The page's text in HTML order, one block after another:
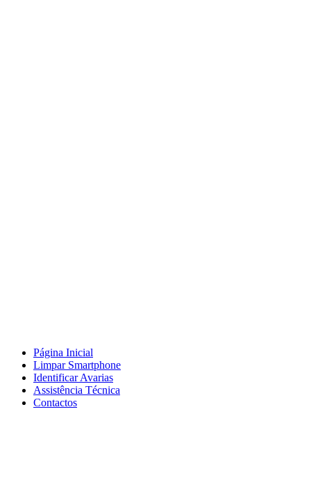
Página Inicial
Limpar Smartphone
Identificar Avarias
Assistência Técnica
Contactos